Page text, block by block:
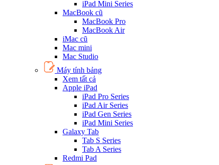
iPad Mini Series
MacBook cũ
MacBook Pro
MacBook Air
iMac cũ
Mac mini
Mac Studio
Máy tính bảng
Xem tất cả
Apple iPad
iPad Pro Series
iPad Air Series
iPad Gen Series
iPad Mini Series
Galaxy Tab
Tab S Series
Tab A Series
Redmi Pad